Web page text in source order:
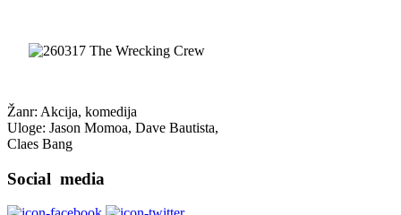
Žanr: Akcija, komedija
Uloge: Jason Momoa, Dave Bautista,
Claes Bang
Social media